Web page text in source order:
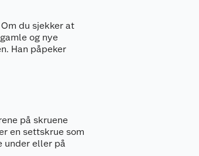
du sjekker at
og nye
Han påpeker
på skruene
en settskrue som
under eller på